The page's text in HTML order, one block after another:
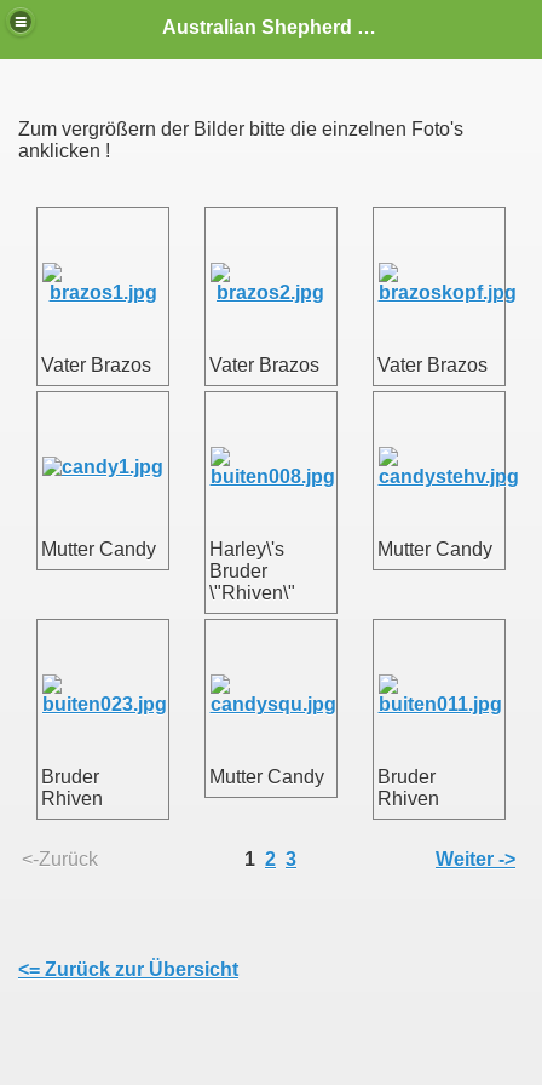
Australian Shepherd Deckrüden,Australian Shepherd Rüden,Australian Shepherd Züchter,Deckrüden,Aussies,Welpen
Zum vergrößern der Bilder bitte die einzelnen Foto's
anklicken !
Vater Brazos Vater Brazos Vater Brazos
Mutter Candy
Harley\'s
Bruder
\"Rhiven\"
Mutter Candy
Bruder
Rhiven
Mutter Candy
Bruder
Rhiven
<-Zurück 1 2 3 Weiter ->
<= Zurück zur Übersicht